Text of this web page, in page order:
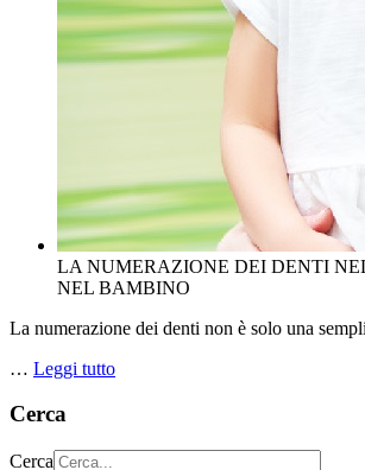
LA NUMERAZIONE DEI DENTI
NEL BAMBINO
La numerazione dei denti non è solo una
… Leggi tutto
Cerca
Cerca